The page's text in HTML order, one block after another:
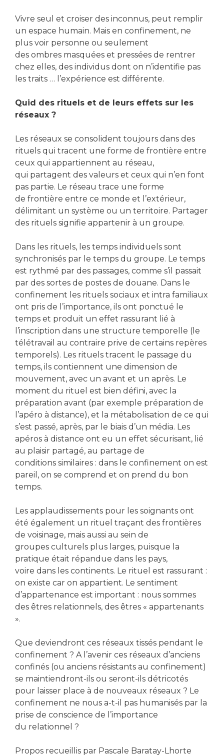
Vivre seul et croiser des inconnus, peut remplir
un espace humain. Mais en confinement, ne
plus voir personne ou seulement
des ombres masquées et pressées de rentrer
chez elles, des individus dont on n’identifie pas
les traits … l’expérience est différente.
Quid des rituels et de leurs effets sur les
réseaux ?
Les réseaux se consolident toujours dans des
rituels qui tracent une forme de frontière entre
ceux qui appartiennent au réseau,
qui partagent des valeurs et ceux qui n’en font
pas partie. Le réseau trace une forme
de frontière entre ce monde et l’extérieur,
délimitant un système ou un territoire. Partager
des rituels signifie appartenir à un groupe.
Dans les rituels, les temps individuels sont
synchronisés par le temps du groupe. Le temps
est rythmé par des passages, comme s’il passait
par des sortes de postes de douane. Dans le
confinement les rituels sociaux et intra familiaux
ont pris de l’importance, ils ont ponctué le
temps et produit un effet rassurant lié à
l’inscription dans une structure temporelle (le
télétravail au contraire prive de certains repères
temporels). Les rituels tracent le passage du
temps, ils contiennent une dimension de
mouvement, avec un avant et un après. Le
moment du rituel est bien défini, avec la
préparation avant (par exemple préparation de
l’apéro à distance), et la métabolisation de ce qui
s’est passé, après, par le biais d’un média. Les
apéros à distance ont eu un effet sécurisant, lié
au plaisir partagé, au partage de
conditions similaires : dans le confinement on est
pareil, on se comprend et on prend du bon
temps.
Les applaudissements pour les soignants ont
été également un rituel traçant des frontières
de voisinage, mais aussi au sein de
groupes culturels plus larges, puisque la
pratique était répandue dans les pays,
voire dans les continents. Le rituel est rassurant :
on existe car on appartient. Le sentiment
d’appartenance est important : nous sommes
des êtres relationnels, des êtres « appartenants
».
Que deviendront ces réseaux tissés pendant le
confinement ? A l’avenir ces réseaux d’anciens
confinés (ou anciens résistants au confinement)
se maintiendront-ils ou seront-ils détricotés
pour laisser place à de nouveaux réseaux ? Le
confinement ne nous a-t-il pas humanisés par la
prise de conscience de l’importance
du relationnel ?
Propos recueillis par Pascale Baratay-Lhorte